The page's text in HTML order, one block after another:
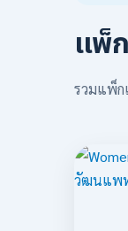
แพ็
รวมแพ็ก